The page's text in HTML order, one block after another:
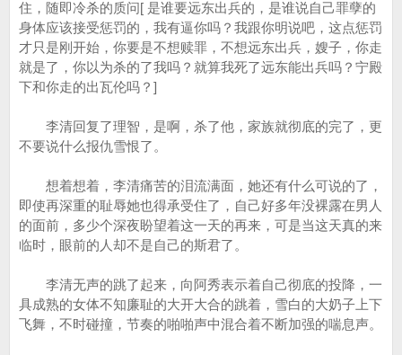
住，随即冷杀的质问[ 是谁要远东出兵的，是谁说自己罪孽的
身体应该接受惩罚的，我有逼你吗？我跟你明说吧，这点惩罚
才只是刚开始，你要是不想赎罪，不想远东出兵，嫂子，你走
就是了，你以为杀的了我吗？就算我死了远东能出兵吗？宁殿
下和你走的出瓦伦吗？]
李清回复了理智，是啊，杀了他，家族就彻底的完了，更
不要说什么报仇雪恨了。
想着想着，李清痛苦的泪流满面，她还有什么可说的了，
即使再深重的耻辱她也得承受住了，自己好多年没裸露在男人
的面前，多少个深夜盼望着这一天的再来，可是当这天真的来
临时，眼前的人却不是自己的斯君了。
李清无声的跳了起来，向阿秀表示着自己彻底的投降，一
具成熟的女体不知廉耻的大开大合的跳着，雪白的大奶子上下
飞舞，不时碰撞，节奏的啪啪声中混合着不断加强的喘息声。